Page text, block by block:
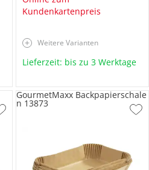
Kundenkartenpreis
Weitere Varianten
Lieferzeit: bis zu 3 Werktage
GourmetMaxx Backpapierschale
n 13873